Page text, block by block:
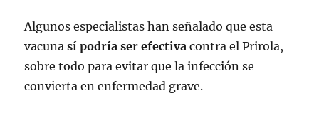
Algunos especialistas han señalado que esta
vacuna sí podría ser efectiva contra el Prirola,
sobre todo para evitar que la infección se
convierta en enfermedad grave.